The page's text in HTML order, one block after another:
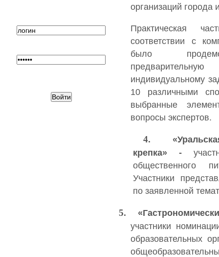
организаций города
Практическая
соответствии с
было
индивидуальному
10 различными
выбранные
вопросы экспертов.
4.
крепка» -
общественного
Участники
по заявленной
5.
участники
образовательных